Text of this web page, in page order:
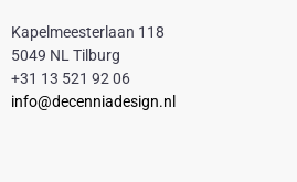
Kapelmeesterlaan 118
5049 NL Tilburg
+31 13 521 92 06
info@decenniadesign.nl